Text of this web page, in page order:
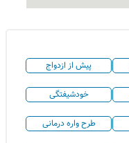
پیش از ازدواج
خودشیفتگی
طرح واره درمانی